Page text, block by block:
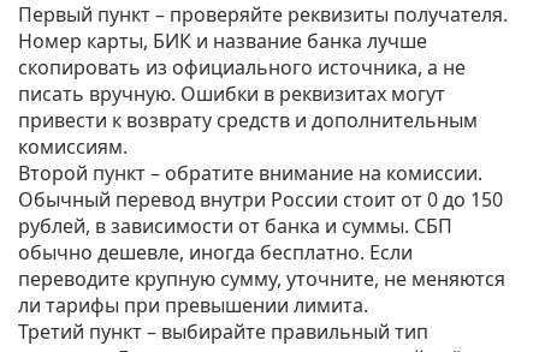
Первый пункт – проверяйте реквизиты получателя.
Номер карты, БИК и название банка лучше
скопировать из официального источника, а не
писать вручную. Ошибки в реквизитах могут
привести к возврату средств и дополнительным
комиссиям.
Второй пункт – обратите внимание на комиссии.
Обычный перевод внутри России стоит от 0 до 150
рублей, в зависимости от банка и суммы. СБП
обычно дешевле, иногда бесплатно. Если
переводите крупную сумму, уточните, не меняются
ли тарифы при превышении лимита.
Третий пункт – выбирайте правильный тип